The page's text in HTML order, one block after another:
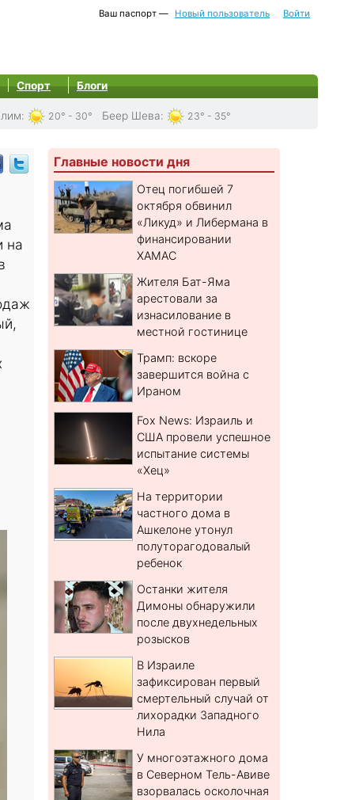
Ваш паспорт — Новый пользователь Войти
Спорт Блоги
: 20° - 30° Беер Шева: 23° - 35°
на
Главные новости дня
Отец погибшей 7
октября обвинил
«Ликуд» и Либермана в
финансировании
ХАМАС
Жителя Бат-Яма
арестовали за
изнасилование в
местной гостинице
Трамп: вскоре
завершится война с
Ираном
Fox News: Израиль и
США провели успешное
испытание системы
«Хец»
На территории
частного дома в
Ашкелоне утонул
полуторагодовалый
ребенок
Останки жителя
Димоны обнаружили
после двухнедельных
розысков
В Израиле
зафиксирован первый
смертельный случай от
лихорадки Западного
Нила
У многоэтажного дома
в Северном Тель-Авиве
взорвалась осколочная